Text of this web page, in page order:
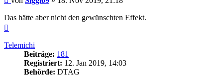
Das hätte aber nicht den gewünschten Effekt.
Telemichi
Beiträge: 181
Registriert: 12. Jan 2019, 14:03
Behörde: DTAG